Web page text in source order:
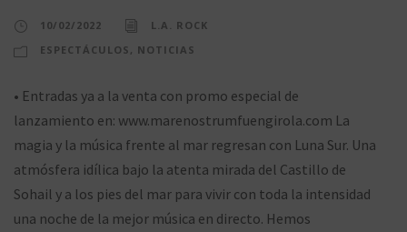
10/02/2022
L.A. ROCK
ESPECTÁCULOS , NOTICIAS
• Entradas ya a la venta con promo especial de
lanzamiento en: www.marenostrumfuengirola.com La
magia y la música frente al mar regresan con Luna Sur. Una
atmósfera idílica bajo la atenta mirada del Castillo de
Sohail y a los pies del mar para vivir con toda la intensidad
una noche de la mejor música en directo. Hemos